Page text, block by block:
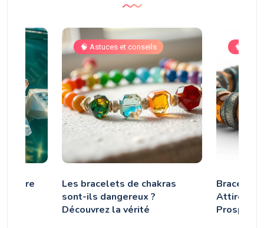
être
🧠 Astuces et conseils
Les bracelets de chakras
sont-ils dangereux ?
Découvrez la vérité
🧠
Bracelet
Attirer